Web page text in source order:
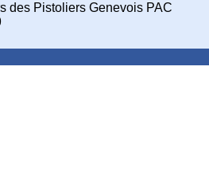
des Pistoliers Genevois PAC